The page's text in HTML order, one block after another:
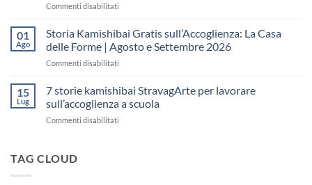
una
lezione
dell’Accoglienza:
Giorni
Commenti disabilitati
Kamishibai
da
sceglierle
01
Ago
Storia Kamishibai Gratis sull’Accoglienza: La Casa
delle Forme | Agosto e Settembre 2026
Commenti disabilitati
Kamishibai
sull’Accoglienza:
15
Lug
7 storie kamishibai StravagArte per lavorare
sull’accoglienza a scuola
Commenti disabilitati
TAG CLOUD